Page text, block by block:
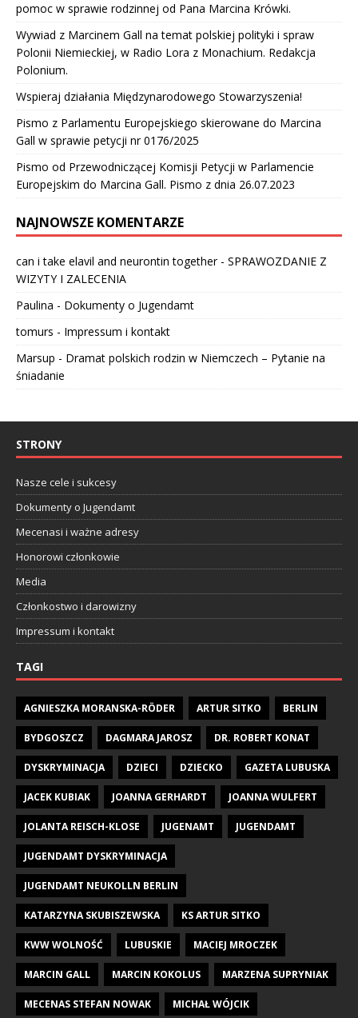
pomoc w sprawie rodzinnej od Pana Marcina Krówki.
Wywiad z Marcinem Gall na temat polskiej polityki i spraw
Polonii Niemieckiej, w Radio Lora z Monachium. Redakcja
Polonium.
Wspieraj działania Międzynarodowego Stowarzyszenia!
Pismo z Parlamentu Europejskiego skierowane do Marcina
Gall w sprawie petycji nr 0176/2025
Pismo od Przewodniczącej Komisji Petycji w Parlamencie
Europejskim do Marcina Gall. Pismo z dnia 26.07.2023
NAJNOWSZE KOMENTARZE
can i take elavil and neurontin together- SPRAWOZDANIE Z
WIZYTY I ZALECENIA
Paulina - Dokumenty o Jugendamt
tomurs - Impressum i kontakt
Marsup - Dramat polskich rodzin w Niemczech – Pytanie na
śniadanie
STRONY
Nasze cele i sukcesy
Dokumenty o Jugendamt
Mecenasi i ważne adresy
Honorowi członkowie
Media
Członkostwo i darowizny
Impressum i kontakt
TAGI
AGNIESZKA MORANSKA-RÖDER ARTUR SITKO BERLIN
BYDGOSZCZ DAGMARA JAROSZ DR. ROBERT KONAT
DYSKRYMINACJA DZIECI DZIECKO GAZETA LUBUSKA
JACEK KUBIAK JOANNA GERHARDT JOANNA WULFERT
JOLANTA REISCH-KLOSE JUGENAMT JUGENDAMT
JUGENDAMT DYSKRYMINACJA
JUGENDAMT NEUKOLLN BERLIN
KATARZYNA SKUBISZEWSKA KS ARTUR SITKO
KWW WOLNOŚĆ LUBUSKIE MACIEJ MROCZEK
MARCIN GALL MARCIN KOKOLUS MARZENA SUPRYNIAK
MECENAS STEFAN NOWAK MICHAŁ WÓJCIK